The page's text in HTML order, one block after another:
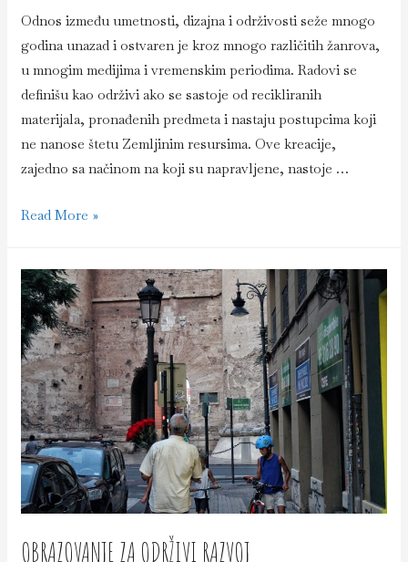
Odnos između umetnosti, dizajna i održivosti seže mnogo
godina unazad i ostvaren je kroz mnogo različitih žanrova,
u mnogim medijima i vremenskim periodima. Radovi se
definišu kao održivi ako se sastoje od recikliranih
materijala, pronađenih predmeta i nastaju postupcima koji
ne nanose štetu Zemljinim resursima. Ove kreacije,
zajedno sa načinom na koji su napravljene, nastoje …
Kreatori
Read More »
OBRAZOVANJE ZA ODRŽIVI RAZVOJ